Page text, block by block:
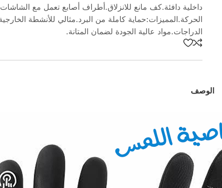
داخلية دافئة.كف مانع للانزلاق.أطراف أصابع تعمل مع
الحركة.المميزات:حماية كاملة من البرد.مثالي للأنشطة
الدراجات.مواد عالية الجودة لضمان المتانة.
الوصف